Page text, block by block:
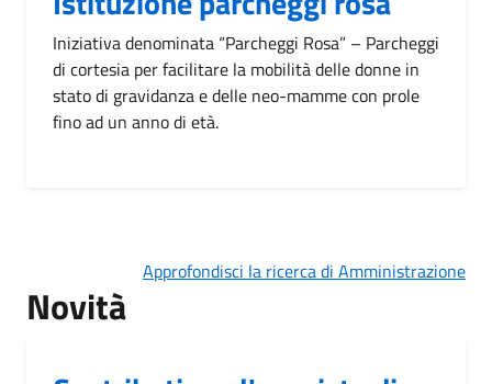
Iniziativa denominata “Parcheggi Rosa” – Parcheggi
di cortesia per facilitare la mobilità delle donne in
stato di gravidanza e delle neo-mamme con prole
fino ad un anno di età.
Approfondisci la ricerca di Amministrazione
Novità